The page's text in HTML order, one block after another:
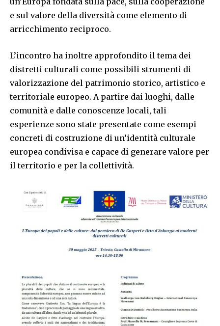
e sul valore della diversità come elemento di
arricchimento reciproco.
L’incontro ha inoltre approfondito il tema dei
distretti culturali come possibili strumenti di
valorizzazione del patrimonio storico, artistico e
territoriale europeo. A partire dai luoghi, dalle
comunità e dalle conoscenze locali, tali
esperienze sono state presentate come esempi
concreti di costruzione di un’identità culturale
europea condivisa e capace di generare valore per
il territorio e per la collettività.